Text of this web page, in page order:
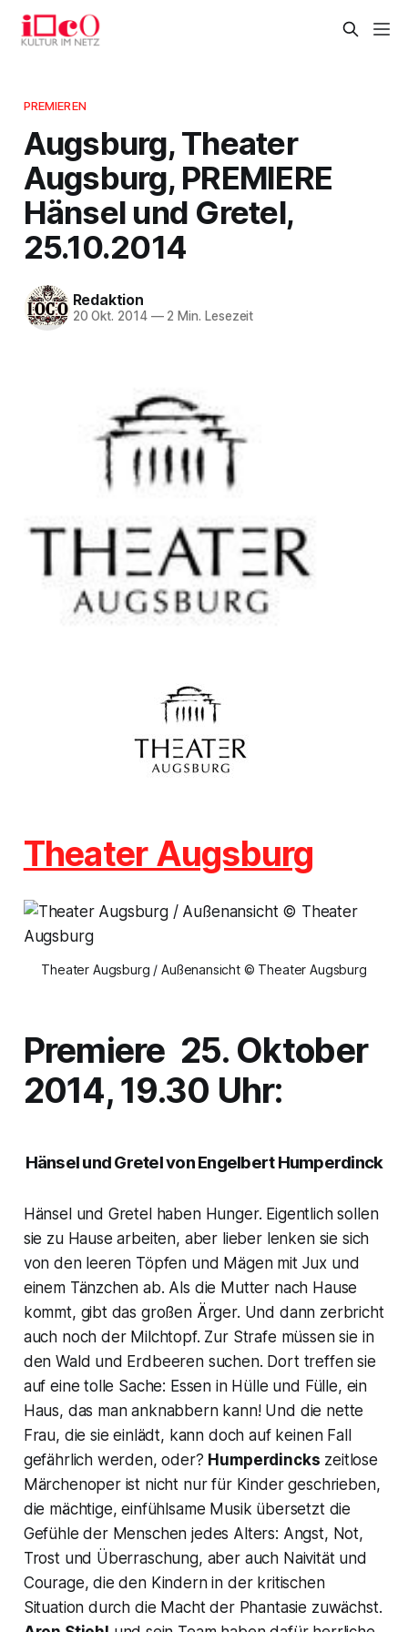
PREMIEREN
Augsburg, Theater
Augsburg, PREMIERE
Hänsel und Gretel,
25.10.2014
Redaktion
20 Okt. 2014 —2 Min. Lesezeit
Theater Augsburg
Theater Augsburg / Außenansicht © Theater Augsburg
Premiere 25. Oktober
2014, 19.30 Uhr:
Hänsel und Gretelvon Engelbert Humperdinck
Hänsel und Gretelhaben Hunger. Eigentlich sollen
sie zu Hause arbeiten, aber lieber lenken sie sich
von den leeren Töpfen und Mägen mit Jux und
einem Tänzchen ab. Als die Mutter nach Hause
kommt, gibt das großen Ärger. Und dann zerbricht
auch noch der Milchtopf. Zur Strafe müssen sie in
den Wald und Erdbeeren suchen. Dort treffen sie
auf eine tolle Sache: Essen in Hülle und Fülle, ein
Haus, das man anknabbern kann! Und die nette
Frau, die sie einlädt, kann doch auf keinen Fall
gefährlich werden, oder? Humperdincks zeitlose
Märchenoper ist nicht nur für Kinder geschrieben,
die mächtige, einfühlsame Musik übersetzt die
Gefühle der Menschen jedes Alters: Angst, Not,
Trost und Überraschung, aber auch Naivität und
Courage, die den Kindern in der kritischen
Situation durch die Macht der Phantasie zuwächst.